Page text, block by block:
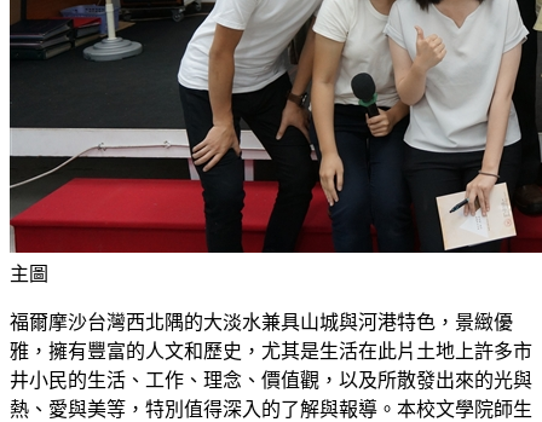
主圖
福爾摩沙台灣西北隅的大淡水兼具山城與河港特色，景緻優
雅，擁有豐富的人文和歷史，尤其是生活在此片土地上許多市
井小民的生活、工作、理念、價值觀，以及所散發出來的光與
熱、愛與美等，特別值得深入的了解與報導。本校文學院師生